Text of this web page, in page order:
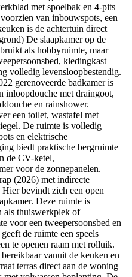
met spoelbak en 4-pits
van inbouwspots, een
is de achtertuin direct
De slaapkamer op de
als hobbyruimte, maar
kledingkast
volledig levensloopbestendig.
gerenoveerde badkamer is
inloopdouche met draingoot,
en rainshower.
een toilet, wastafel met
De ruimte is volledig
en elektrische
biedt praktische bergruimte
de CV-ketel,
voor de zonnepanelen.
(2026) met indirecte
bevindt zich een open
Deze ruimte is
als thuiswerkplek of
voor een tweepersoonsbed en
de ruimte een speels
te openen raam met rolluik.
vanuit de keuken en
terras direct aan de woning